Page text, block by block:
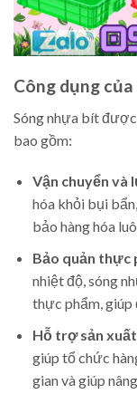
Công dụng
Sóng nhựa bít
bao gồm:
Vận chuyển và
hóa khỏi bụi
bảo hàng hóa
Bảo quản thực
nhiệt độ, sóng
thực phẩm, giúp
Hỗ trợ sản
giúp tổ chức
gian và giúp